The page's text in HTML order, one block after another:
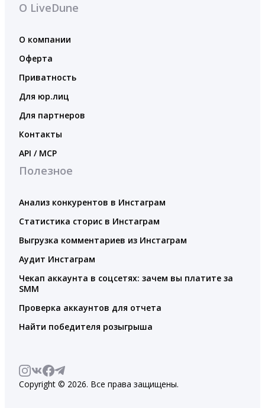
О LiveDune
О компании
Оферта
Приватность
Для юр.лиц
Для партнеров
Контакты
API / MCP
Полезное
Анализ конкурентов в Инстаграм
Статистика сторис в Инстаграм
Выгрузка комментариев из Инстаграм
Аудит Инстаграм
Чекап аккаунта в соцсетях: зачем вы платите за
SMM
Проверка аккаунтов для отчета
Найти победителя розыгрыша
Copyright © 2026. Все права защищены.